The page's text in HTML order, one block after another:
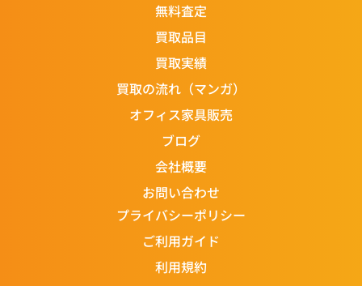
無料査定
買取品目
買取実績
買取の流れ（マンガ）
オフィス家具販売
ブログ
会社概要
お問い合わせ
プライバシーポリシー
ご利用ガイド
利用規約